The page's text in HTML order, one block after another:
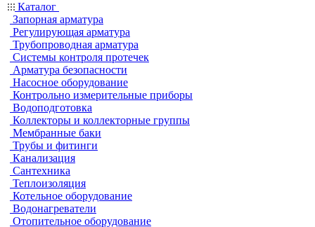
Каталог
Запорная арматура
Регулирующая арматура
Трубопроводная арматура
Системы контроля протечек
Арматура безопасности
Насосное оборудование
Контрольно измерительные приборы
Водоподготовка
Коллекторы и коллекторные группы
Мембранные баки
Трубы и фитинги
Канализация
Сантехника
Теплоизоляция
Котельное оборудование
Водонагреватели
Отопительное оборудование